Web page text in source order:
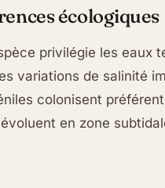
écologiques
privilégie les eaux
variations de salinité
colonisent
en zone